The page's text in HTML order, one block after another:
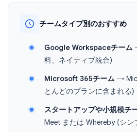
チームタイプ別のおすすめ
Google Workspaceチーム
料、ネイティブ統合)
Microsoft 365チーム →
とんどのプランに含まれる)
スタートアップや小規模チ
Meet または Whereby (シン